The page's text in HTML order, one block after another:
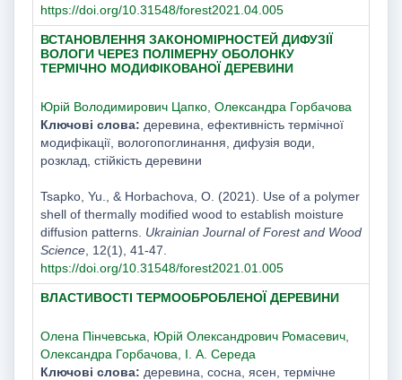
https://doi.org/10.31548/forest2021.04.005
ВСТАНОВЛЕННЯ ЗАКОНОМІРНОСТЕЙ ДИФУЗІЇ
ВОЛОГИ ЧЕРЕЗ ПОЛІМЕРНУ ОБОЛОНКУ
ТЕРМІЧНО МОДИФІКОВАНОЇ ДЕРЕВИНИ
Юрій Володимирович Цапко, Олександра Горбачова
Ключові слова: деревина, ефективність термічної
модифікації, вологопоглинання, дифузія води,
розклад, стійкість деревини
Tsapko, Yu., & Horbachova, O. (2021). Use of a polymer
shell of thermally modified wood to establish moisture
diffusion patterns. Ukrainian Journal of Forest and Wood
Science, 12(1), 41-47.
https://doi.org/10.31548/forest2021.01.005
ВЛАСТИВОСТІ ТЕРМООБРОБЛЕНОЇ ДЕРЕВИНИ
Олена Пінчевська Юрій Олександрович Ромасевич,
Олександра Горбачова
І. А. Середа
Ключові слова: деревина, сосна, ясен, термічне